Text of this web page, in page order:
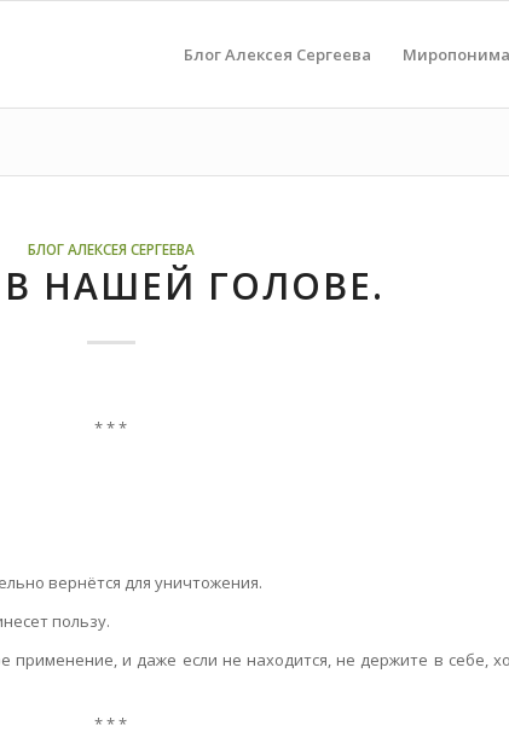
Блог Алексея Сергеева
БЛОГ АЛЕКСЕЯ СЕРГЕЕВА
НАШЕЙ ГОЛОВЕ.
* * *
вернётся для уничтожения.
пользу.
применение, и даже если не находится, не держите в себе,
* * *